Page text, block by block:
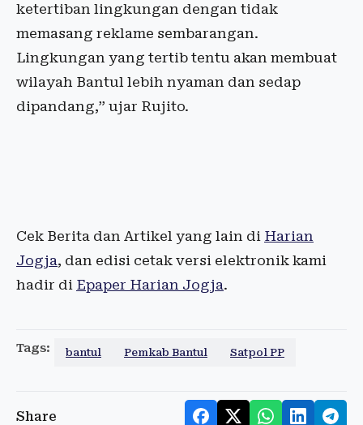
ketertiban lingkungan dengan tidak
memasang reklame sembarangan.
Lingkungan yang tertib tentu akan membuat
wilayah Bantul lebih nyaman dan sedap
dipandang,” ujar Rujito.
Cek Berita dan Artikel yang lain di Harian
Jogja, dan edisi cetak versi elektronik kami
hadir di Epaper Harian Jogja.
Tags: bantul Pemkab Bantul Satpol PP
Share